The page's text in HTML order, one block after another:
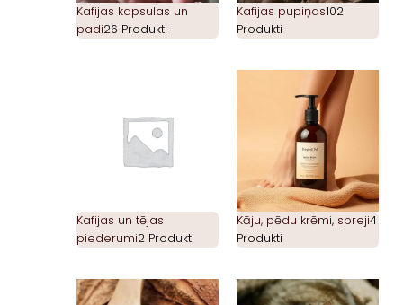
Kafijas kapsulas un
padi26 Produkti
Kafijas pupiņas102
Produkti
Kafijas un tējas
piederumi2 Produkti
Kāju, pēdu krēmi, spreji4
Produkti